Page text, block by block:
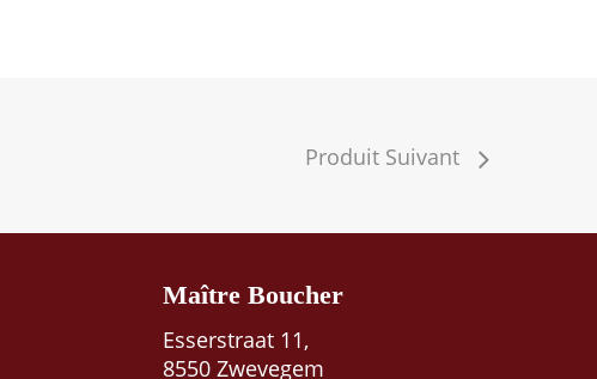
Produit Suivant
Maître Boucher
Esserstraat 11,
8550 Zwevegem